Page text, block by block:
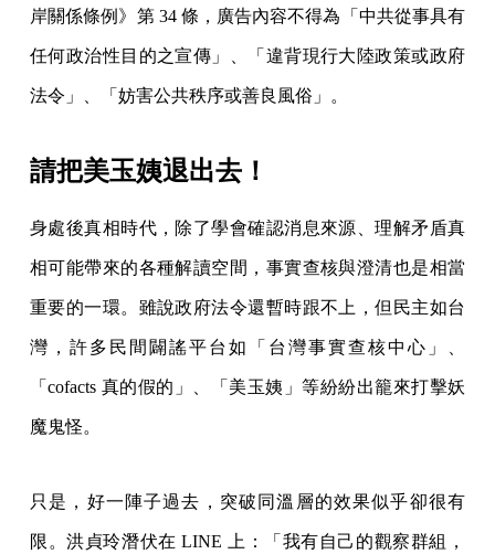
岸關係條例》第 34 條，廣告內容不得為「中共從事具有
任何政治性目的之宣傳」、「違背現行大陸政策或政府
法令」、「妨害公共秩序或善良風俗」。
請把美玉姨退出去！
身處後真相時代，除了學會確認消息來源、理解矛盾真
相可能帶來的各種解讀空間，事實查核與澄清也是相當
重要的一環。雖說政府法令還暫時跟不上，但民主如台
灣，許多民間闢謠平台如「台灣事實查核中心」、
「cofacts 真的假的」、「美玉姨」等紛紛出籠來打擊妖
魔鬼怪。
只是，好一陣子過去，突破同溫層的效果似乎卻很有
限。洪貞玲潛伏在 LINE 上：「我有自己的觀察群組，